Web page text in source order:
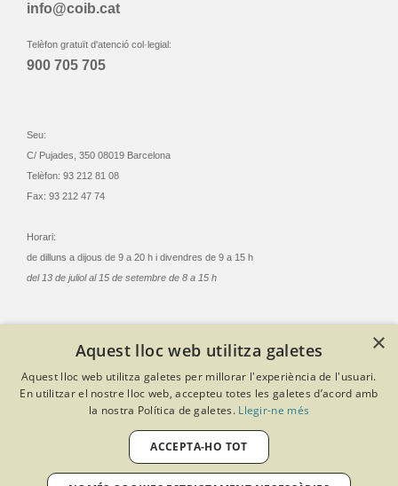
info@coib.cat
Telèfon gratuït d'atenció col·legial:
900 705 705
Seu:
C/ Pujades, 350 08019 Barcelona
Telèfon: 93 212 81 08
Fax: 93 212 47 74
Horari:
de dilluns a dijous de 9 a 20 h i divendres de 9 a 15 h
del 13 de juliol al 15 de setembre de 8 a 15 h
© Col·legi Oficial Infermeres i Infermers de Barcelona
Criteris de privacitat
Política de cookies
Avís legal
Política de protecció de dades
Política de qualitat
Desenvolupat amb Softeng Portal Builder
×
Aquest lloc web utilitza galetes
Aquest lloc web utilitza galetes per millorar l'experiència de l'usuari.
En utilitzar el nostre lloc web, accepteu totes les galetes d’acord amb
la nostra Política de galetes. Llegir-ne més
ACCEPTA-HO TOT